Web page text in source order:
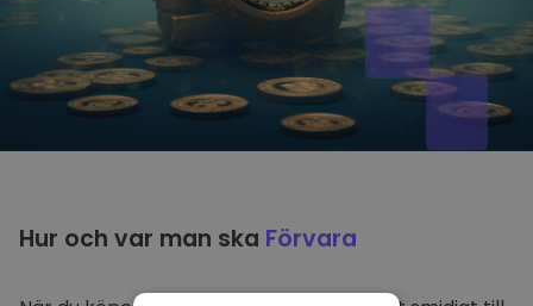
Hur och var man ska Förvara